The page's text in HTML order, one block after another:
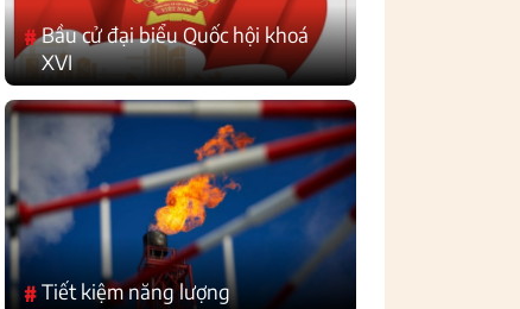
#Bầu cử đại biểu Quốc hội khoá
XVI
#Tiết kiệm năng lượng